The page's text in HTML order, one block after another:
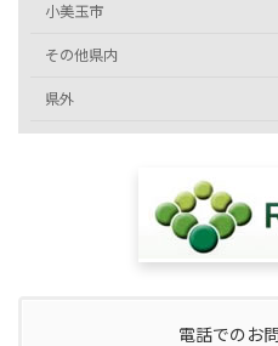
小美玉市
その他県内
県外
電話でのお